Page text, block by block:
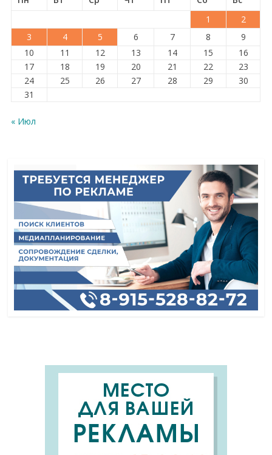
1
2
3
4 5 6 7 8
9
10
11 12 13 14 15
16
17
18 19 20 21 22
23
24
25 26 27 28 29
30
31
« Июл